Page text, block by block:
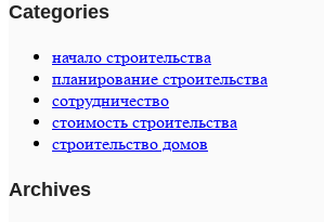
Categories
начало строительства
планирование строительства
сотрудничество
стоимость строительства
строительство домов
Archives